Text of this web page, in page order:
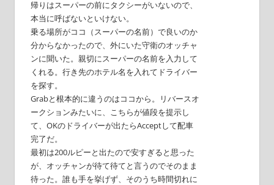
帰りはスーパーの前にタクシーがいないので、
本当に呼ばないといけない。
乗る場所がココ（スーパーの名前）で良いのか
分からなかったので、外にいた守衛のオッチャ
ンに聞いた。親切にスーパーの名前を入力して
くれる。行き先のホテル名を入れてドライバー
を探す。
Grabと根本的に違うのはココから。リバースオ
ークションみたいに、こちらが値段を提示し
て、OKのドライバーが出たらAcceptして配車
完了だ。
最初は200ルピーと出たので安すぎると思った
が、オッチャンが待て待てと言うのでそのまま
待った。誰も手を挙げず、そのうち時間切れに